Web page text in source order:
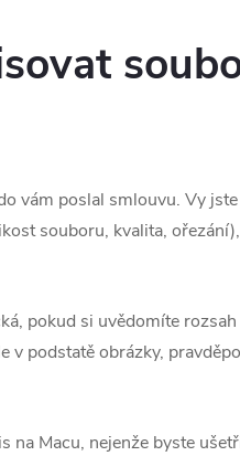
vám poslal smlouvu. Vy
souboru, kvalita,
pokud si uvědomíte
podstatě obrázky,
Macu, nejenže byste